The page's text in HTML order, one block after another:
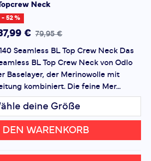
Neck
- 52 %
€ 79,95 €
Seamless BL Top Crew Neck Das
BL Top Crew Neck von Odlo
Baselayer, der Merinowolle mit
kombiniert. Die feine Mer...
deine Größe
DEN WARENKORB